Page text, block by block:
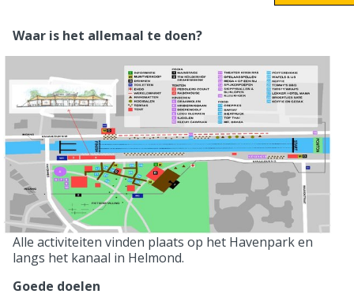
Waar is het allemaal te doen?
Alle activiteiten vinden plaats op het Havenpark en
langs het kanaal in Helmond.
Goede doelen